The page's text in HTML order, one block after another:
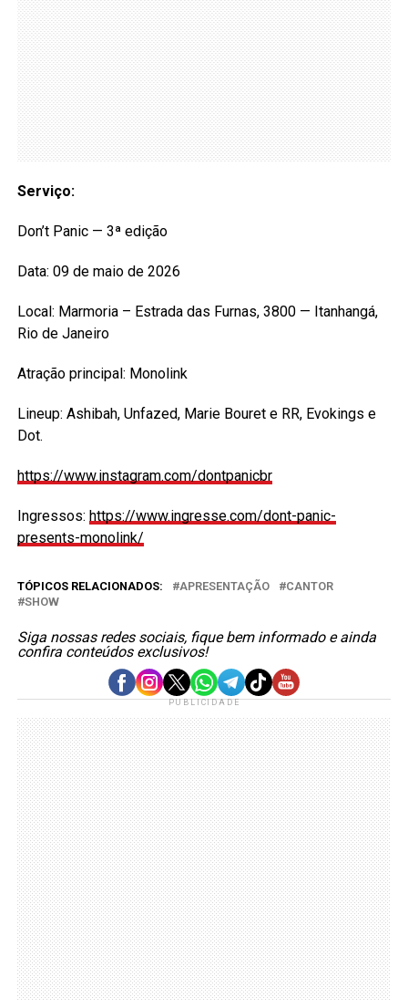
Serviço:
Don’t Panic — 3ª edição
Data: 09 de maio de 2026
Local: Marmoria – Estrada das Furnas, 3800 — Itanhangá,
Rio de Janeiro
Atração principal: Monolink
Lineup: Ashibah, Unfazed, Marie Bouret e RR, Evokings e
Dot.
https://www.instagram.com/dontpanicbr
Ingressos: https://www.ingresse.com/dont-panic-
presents-monolink/
TÓPICOS RELACIONADOS: APRESENTAÇÃO
CANTOR
SHOW
Siga nossas redes sociais, fique bem informado e ainda
confira conteúdos exclusivos!
PUBLICIDADE